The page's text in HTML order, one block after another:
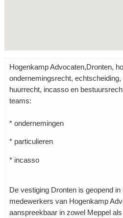
Hogenkamp Advocaten,Dronten,
ondernemingsrecht,
huurrecht, incasso en
teams:
* ondernemingen
* particulieren
* incasso
De vestiging Dronten is geopend in
medewerkers van Hogenkamp
aanspreekbaar in zowel Meppel